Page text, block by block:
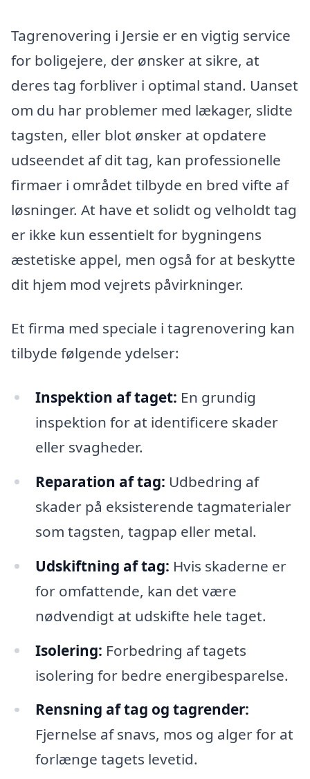
Tagrenovering i Jersie er en vigtig service
for boligejere, der ønsker at sikre, at
deres tag forbliver i optimal stand. Uanset
om du har problemer med lækager, slidte
tagsten, eller blot ønsker at opdatere
udseendet af dit tag, kan professionelle
firmaer i området tilbyde en bred vifte af
løsninger. At have et solidt og velholdt tag
er ikke kun essentielt for bygningens
æstetiske appel, men også for at beskytte
dit hjem mod vejrets påvirkninger.
Et firma med speciale i tagrenovering kan
tilbyde følgende ydelser:
Inspektion af taget: En grundig
inspektion for at identificere skader
eller svagheder.
Reparation af tag: Udbedring af
skader på eksisterende tagmaterialer
som tagsten, tagpap eller metal.
Udskiftning af tag: Hvis skaderne er
for omfattende, kan det være
nødvendigt at udskifte hele taget.
Isolering: Forbedring af tagets
isolering for bedre energibesparelse.
Rensning af tag og tagrender:
Fjernelse af snavs, mos og alger for at
forlænge tagets levetid.